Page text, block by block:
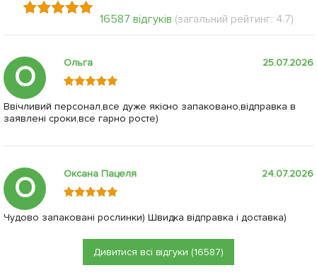
16587 відгуків (загальний рейтинг: 4.7)
О Ольга 25.07.2026
Ввічливий персонал,все дуже якісно запаковано,відправка в
заявлені сроки,все гарно росте)
О Оксана Пацеля 24.07.2026
Чудово запаковані рослинки) Швидка відправка і доставка)
Дивитися всі відгуки (16587)